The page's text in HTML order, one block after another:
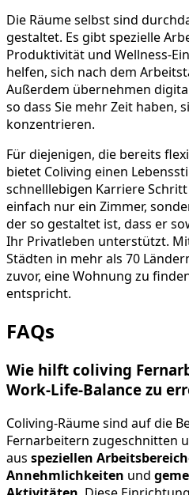
Die Räume selbst sind
gestaltet. Es gibt spezielle
Produktivität und Wellness-
helfen, sich nach dem
Außerdem übernehmen
so dass Sie mehr Zeit haben,
konzentrieren.
Für diejenigen, die bereits
bietet Coliving einen
schnelllebigen Karriere
einfach nur ein Zimmer,
der so gestaltet ist, dass er
Ihr Privatleben unterstützt.
Städten in mehr als 70
zuvor, eine Wohnung zu
entspricht.
FAQs
Wie hilft coliving
Work-Life-Balance zu
Coliving-Räume sind auf die
Fernarbeitern zugeschnitten
aus speziellen
Annehmlichkeiten und